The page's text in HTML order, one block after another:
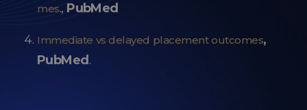
mes., PubMed
Immediate vs delayed placement outcomes,
PubMed .